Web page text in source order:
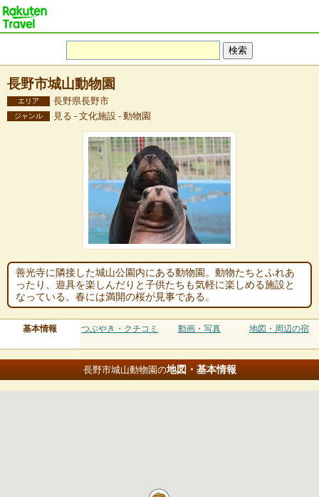
長野市城山動物園
エリア 長野県長野市
ジャンル 見る - 文化施設 - 動物園
善光寺に隣接した城山公園内にある動物園。動物たちとふれあ
ったり、遊具を楽しんだりと子供たちも気軽に楽しめる施設と
なっている。春には満開の桜が見事である。
基本情報 つぶやき・クチコミ 動画・写真 地図・周辺の宿
長野市城山動物園の地図・基本情報